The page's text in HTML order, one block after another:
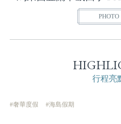
PHOTO
行程亮
#奢華度假 #海島假期